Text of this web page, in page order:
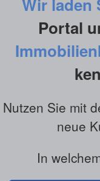
Portal
Nutzen Sie mit
neue
In